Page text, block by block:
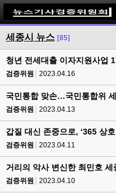
세종시 뉴스 [85]
청년 전세대출 이자지원사업
검증위원 2023.04.16
국민통합 맞손…국민통합위
검증위원 2023.04.13
갑질 대신 존중으로, ‘365 상
검증위원 2023.04.11
거리의 악사 변신한 최민호 세
검증위원 2023.04.10